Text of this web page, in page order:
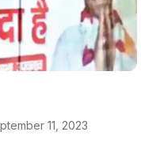
11, 2023